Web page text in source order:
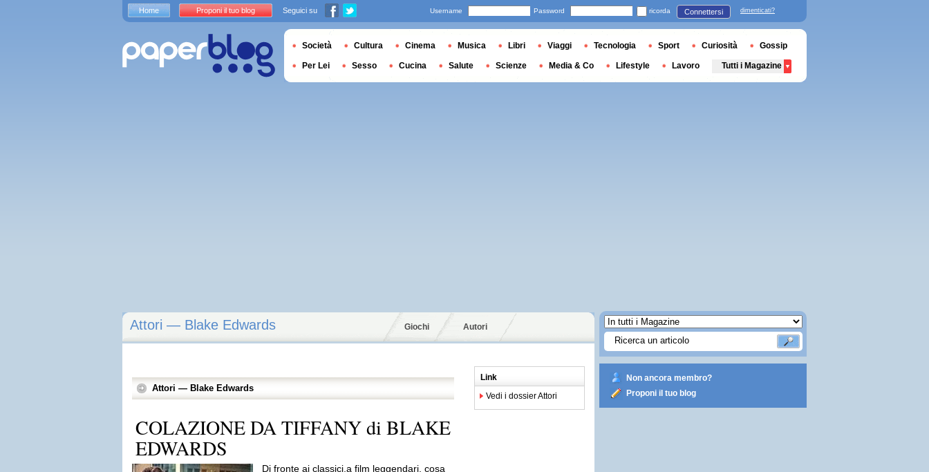
Attori — Blake Edwards Giochi Autori
Attori — Blake Edwards
COLAZIONE DA TIFFANY di BLAKE
EDWARDS
Di fronte ai classici,a film leggendari, cosa
Link
Vedi i dossier Attori
Non ancora membro?
Proponi il tuo blog
Home Proponi il tuo blog Seguici su Username Password ricorda Connettersi dimenticati?
Società Cultura Cinema Musica Libri Viaggi Tecnologia Sport Curiosità Gossip
Per Lei Sesso Cucina Salute Scienze Media & Co Lifestyle Lavoro Tutti i Magazine